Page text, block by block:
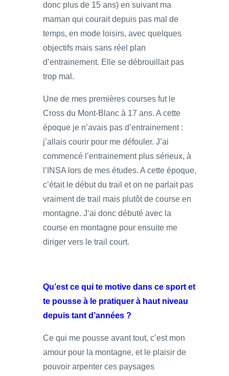
donc plus de 15 ans) en suivant ma
maman qui courait depuis pas mal de
temps, en mode loisirs, avec quelques
objectifs mais sans réel plan
d’entrainement. Elle se débrouillait pas
trop mal.
Une de mes premières courses fut le
Cross du Mont-Blanc à 17 ans. A cette
époque je n’avais pas d’entrainement :
j’allais courir pour me défouler. J’ai
commencé l’entrainement plus sérieux, à
l’INSA lors de mes études. A cette époque,
c’était le début du trail et on ne parlait pas
vraiment de trail mais plutôt de course en
montagne. J’ai donc débuté avec la
course en montagne pour ensuite me
diriger vers le trail court.
Qu’est ce qui te motive dans ce sport et
te pousse à le pratiquer à haut niveau
depuis tant d’années ?
Ce qui me pousse avant tout, c’est mon
amour pour la montagne, et le plaisir de
pouvoir arpenter ces paysages